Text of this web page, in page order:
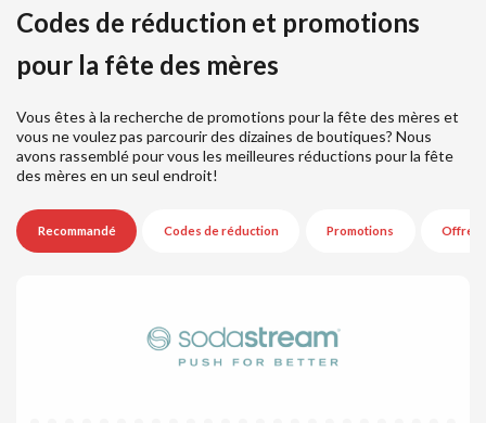
Codes de réduction et promotions
pour la fête des mères
Vous êtes à la recherche de promotions pour la fête des mères et
vous ne voulez pas parcourir des dizaines de boutiques? Nous
avons rassemblé pour vous les meilleures réductions pour la fête
des mères en un seul endroit!
Recommandé Codes de réduction Promotions Offres